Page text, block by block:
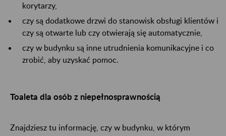
korytarzy,
czy są dodatkowe drzwi do stanowisk obsługi klientów i
czy są otwarte lub czy otwierają się automatycznie,
czy w budynku są inne utrudnienia komunikacyjne i co
zrobić, aby uzyskać pomoc.
Toaleta dla osób z niepełnosprawnością
Znajdziesz tu informację, czy w budynku, w którym